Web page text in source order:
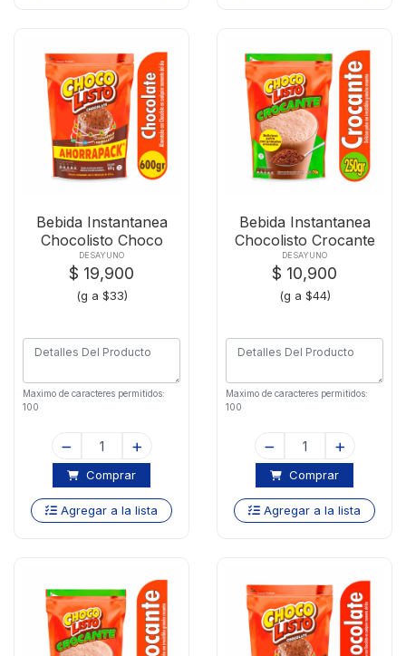
Bebida Instantanea
Chocolisto Choco
X600g
DESAYUNO
$ 19,900
(g a $33)
Maximo de caracteres permitidos:
100
Comprar
Agregar a la lista
Bebida Instantanea
Chocolisto Crocante
X250g
DESAYUNO
$ 10,900
(g a $44)
Maximo de caracteres permitidos:
100
Comprar
Agregar a la lista